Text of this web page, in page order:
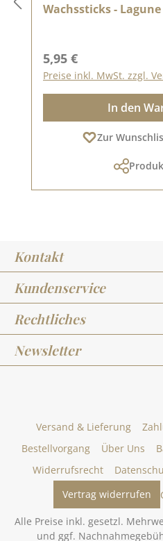
Wachssticks -
Regulärer Preis:
5,95 €
Preise inkl. MwSt. zzgl.
In den
Zur
Kontakt
Kundenservice
Rechtliches
Newsletter
Versand & Lieferung
Bestellvorgang
Über Uns
Widerrufsrecht
Vertrag widerrufen
Alle Preise inkl. gesetzl.
und ggf.